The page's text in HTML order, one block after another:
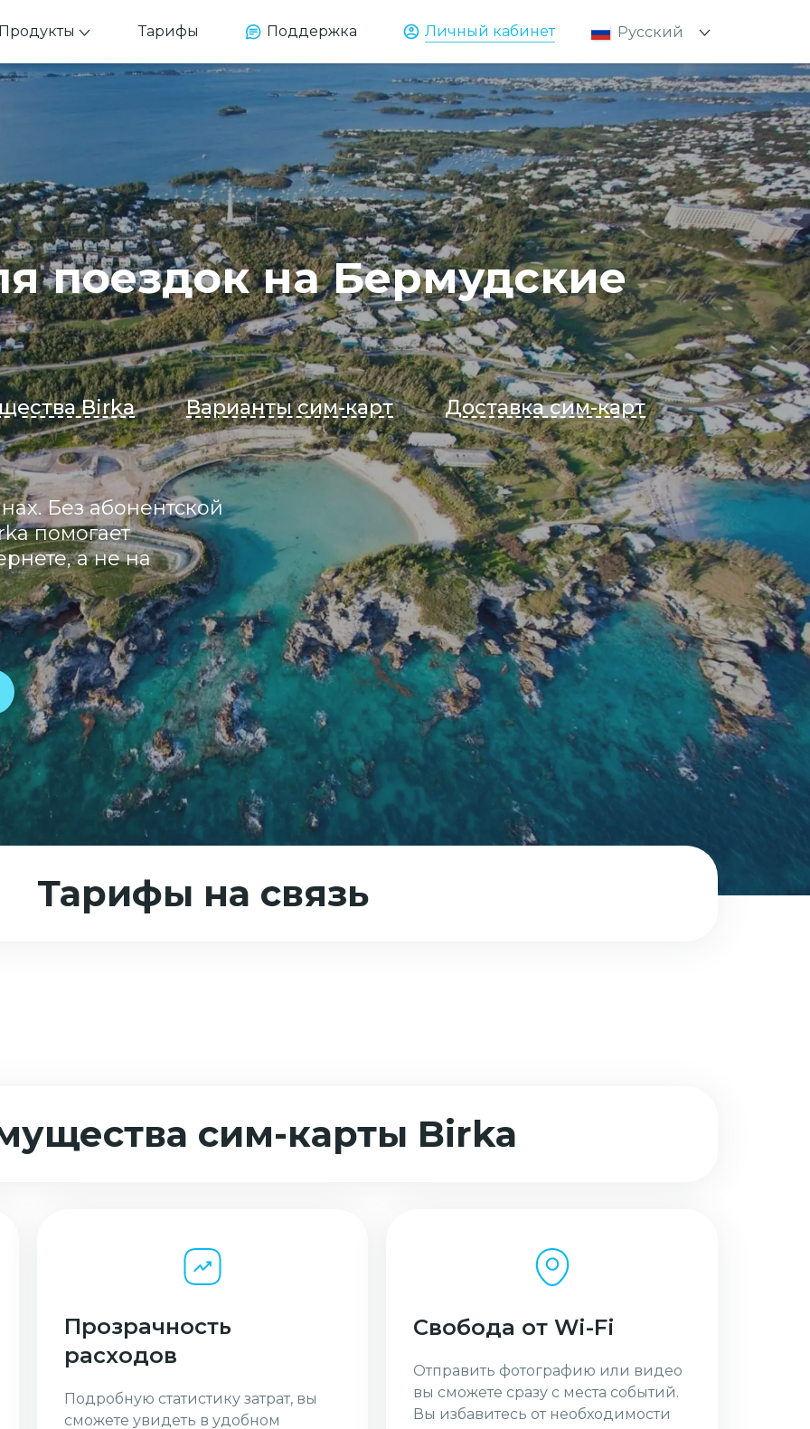
Тарифы Поддержка Личный кабинет
Русский
Қазақ
English
поездок на Бермудские
Birka Варианты сим-карт Доставка сим-карт
Без абонентской
помогает
а не на
Тарифы на связь
сим-карты Birka
Прозрачность
расходов
Подробную статистику затрат, вы
сможете увидеть в удобном
Свобода от Wi-Fi
Отправить фотографию или видео
вы сможете сразу с места событий.
Вы избавитесь от необходимости